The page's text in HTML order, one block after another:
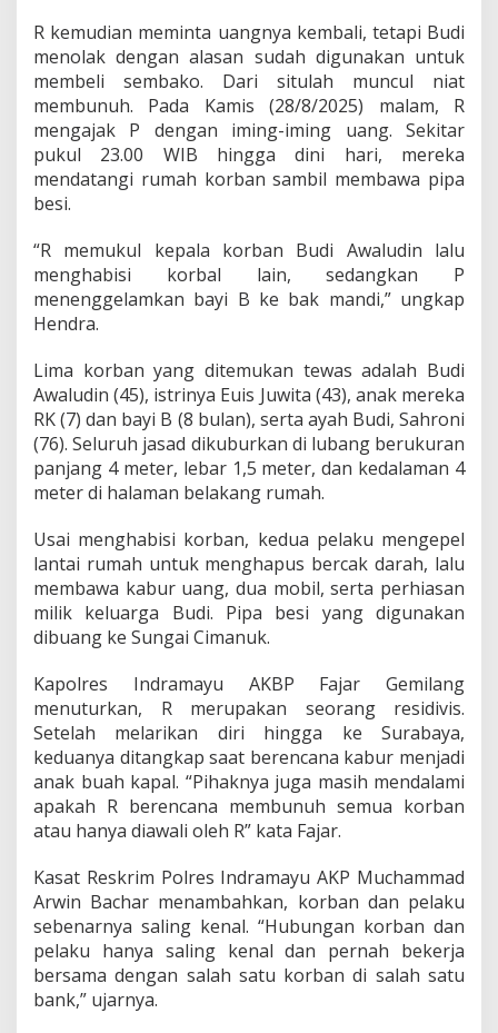
R kemudian meminta uangnya kembali, tetapi Budi
menolak dengan alasan sudah digunakan untuk
membeli sembako. Dari situlah muncul niat
membunuh. Pada Kamis (28/8/2025) malam, R
mengajak P dengan iming-iming uang. Sekitar
pukul 23.00 WIB hingga dini hari, mereka
mendatangi rumah korban sambil membawa pipa
besi.
“R memukul kepala korban Budi Awaludin lalu
menghabisi korbal lain, sedangkan P
menenggelamkan bayi B ke bak mandi,” ungkap
Hendra.
Lima korban yang ditemukan tewas adalah Budi
Awaludin (45), istrinya Euis Juwita (43), anak mereka
RK (7) dan bayi B (8 bulan), serta ayah Budi, Sahroni
(76). Seluruh jasad dikuburkan di lubang berukuran
panjang 4 meter, lebar 1,5 meter, dan kedalaman 4
meter di halaman belakang rumah.
Usai menghabisi korban, kedua pelaku mengepel
lantai rumah untuk menghapus bercak darah, lalu
membawa kabur uang, dua mobil, serta perhiasan
milik keluarga Budi. Pipa besi yang digunakan
dibuang ke Sungai Cimanuk.
Kapolres Indramayu AKBP Fajar Gemilang
menuturkan, R merupakan seorang residivis.
Setelah melarikan diri hingga ke Surabaya,
keduanya ditangkap saat berencana kabur menjadi
anak buah kapal. “Pihaknya juga masih mendalami
apakah R berencana membunuh semua korban
atau hanya diawali oleh R” kata Fajar.
Kasat Reskrim Polres Indramayu AKP Muchammad
Arwin Bachar menambahkan, korban dan pelaku
sebenarnya saling kenal. “Hubungan korban dan
pelaku hanya saling kenal dan pernah bekerja
bersama dengan salah satu korban di salah satu
bank,” ujarnya.